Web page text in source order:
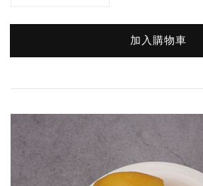
加入購物車